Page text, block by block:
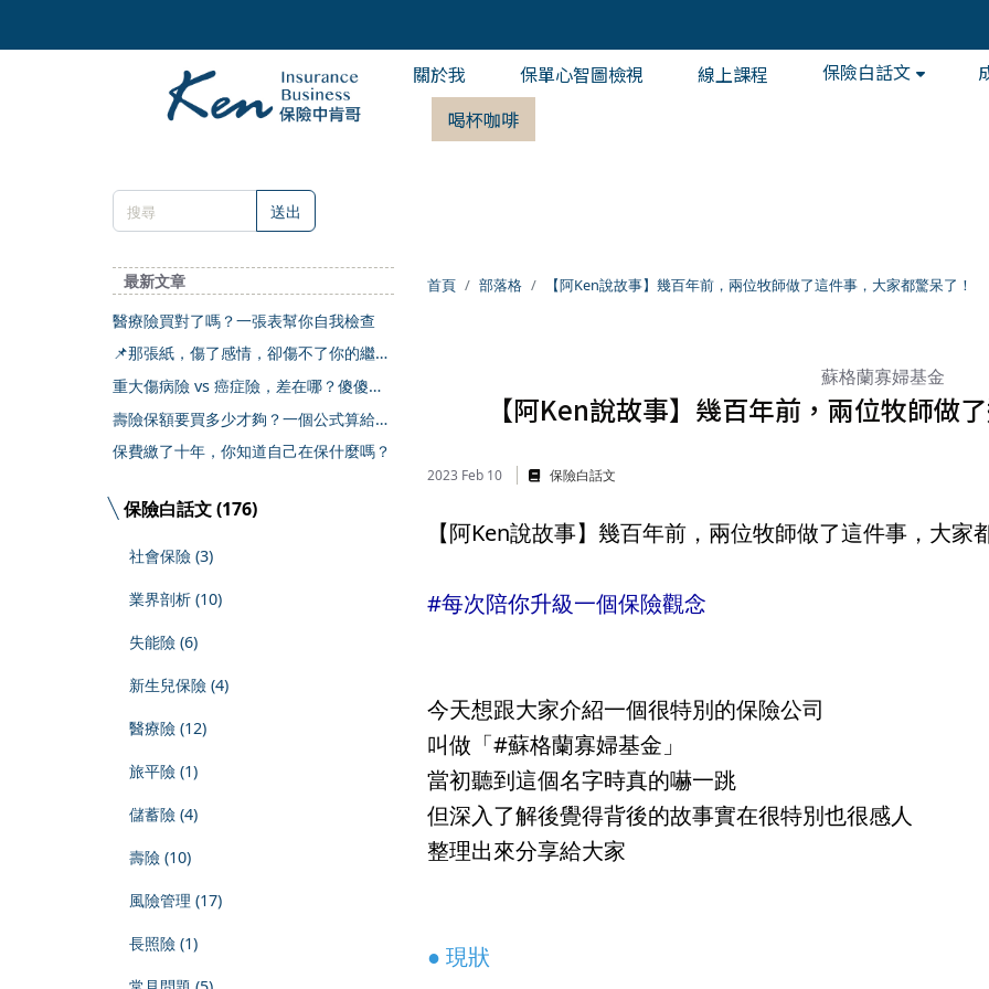
關於我
保單心智圖檢視 線上課程 保險白話文
喝杯咖啡
送出
最新文章
醫療險買對了嗎？一張表幫你自我檢查
📌那張紙，傷了感情，卻傷不了你的繼承
權
重大傷病險 vs 癌症險，差在哪？傻傻分
不清楚
壽險保額要買多少才夠？一個公式算給你
看
保費繳了十年，你知道自己在保什麼嗎？
保險白話文 (176)
社會保險 (3)
業界剖析 (10)
失能險 (6)
新生兒保險 (4)
醫療險 (12)
旅平險 (1)
儲蓄險 (4)
壽險 (10)
風險管理 (17)
長照險 (1)
首頁 部落格 【阿Ken說故事】幾百年前，兩位牧師做了這件事，大家都驚呆了！
蘇格蘭寡婦基金
【阿Ken說故事】幾百年前，兩位牧師做
2023 Feb 10 保險白話文
【阿Ken說故事】幾百年前，兩位牧師做了這件事，大家
#每次陪你升級一個保險觀念
今天想跟大家介紹一個很特別的保險公司
叫做「#蘇格蘭寡婦基金 」
當初聽到這個名字時真的嚇一跳
但深入了解後覺得背後的故事實在很特別也很感人
整理出來分享給大家
● 現狀